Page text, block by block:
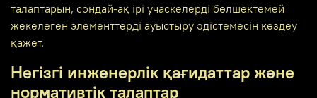
талаптарын, сондай-ақ ірі учаскелерді бөлшектемей
жекелеген элементтерді ауыстыру әдістемесін көздеу
қажет.
Негізгі инженерлік қағидаттар және
нормативтік талаптар